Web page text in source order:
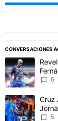
Todos los
CONVERSACIONES
Este listado
Un artículo de